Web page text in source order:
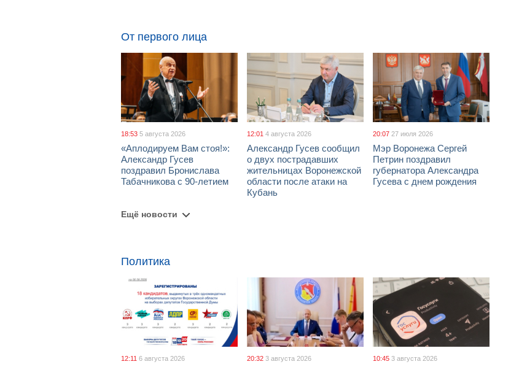
От первого лица
18:53 5 августа 2026
«Аплодируем Вам стоя!»:
Александр Гусев
поздравил Бронислава
Табачникова с 90-летием
12:01 4 августа 2026
Александр Гусев сообщил
о двух пострадавших
жительницах Воронежской
области после атаки на
Кубань
20:07 27 июля 2026
Мэр Воронежа Сергей
Петрин поздравил
губернатора Александра
Гусева с днем рождения
Ещё новости
Политика
12:11 6 августа 2026 20:32 3 августа 2026 10:45 3 августа 2026